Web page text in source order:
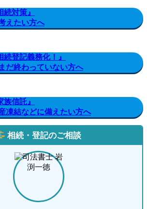
対策』
たい方へ
登記義務化！』
終わっていない方へ
信託』
結などに備えたい方へ
相続・登記のご相談